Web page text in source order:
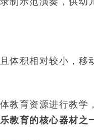
体积相对较小，
教育资源进行教
教育的核心器材之